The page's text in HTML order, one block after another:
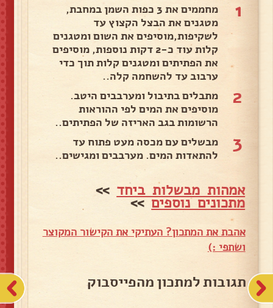
1
מחממים את 3 כפות השמן במחבת,
מטגנים את הבצל הקצוץ עד
לשקיפות,מוסיפים את השום ומטגנים
קלות עוד כ-2 דקות נוספות, מוסיפים
את הפתיתים ומטגנים קלות תוך כדי
ערבוב עד להשחמה קלה..
2
מתבלים בתיבול ומערבבים היטב.
מוסיפים את המים לפי ההוראות
הרשומות בגב האריזה של הפתיתים..
3
מבשלים עם מכסה מעט פתוח עד
להתאדות המים. מערבבים ומגישים..
אמהות מבשלות ביחד >>
מתכונים נוספים>>
אהבת את המתכון? העתיקי את הקישור המקוצר
ושתפי :)
תגובות למתכון מהפייסבוק